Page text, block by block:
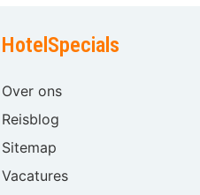
HotelSpecials
Over ons
Reisblog
Sitemap
Vacatures